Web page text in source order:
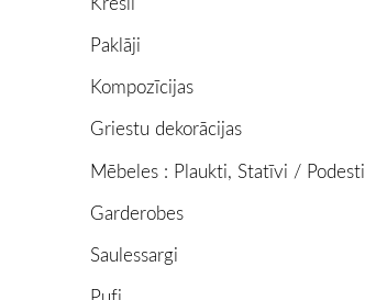
Paklāji
Kompozīcijas
Griestu dekorācijas
Mēbeles : Plaukti, Statīvi / Podesti
Garderobes
Saulessargi